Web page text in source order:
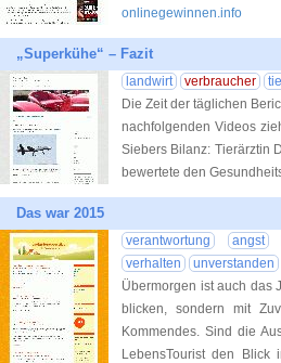
onlinegewinnen.info
„Superkühe“ – Fazit
landwirt verbraucher
Die Zeit der täglichen
nachfolgenden Videos
Siebers Bilanz: Tierärztin
bewertete den
Das war 2015
verantwortung angst
verhalten
unverstanden
Übermorgen ist auch das
blicken, sondern mit
Kommendes. Sind die
LebensTourist den